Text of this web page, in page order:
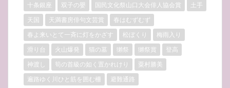
十条銀座
双子の嬰 国民文化祭山口大会俳人協会賞
土手
天国
天満書房俳句文芸賞
春はむずむず
春よ来いとて一斉に灯をかざす
松ぼくり
梅雨入り
滑り台
火山爆発 猫の墓 獺祭 獺祭賞
登高
神渡し
筍の首級の如く置かれけり
粟村勝美
遍路ゆく川ひと筋を囲む柵
避難通路